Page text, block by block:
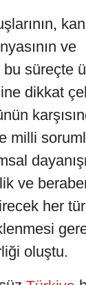
ve
bu süreçte
dikkat
milli
ve
her
oluştu.